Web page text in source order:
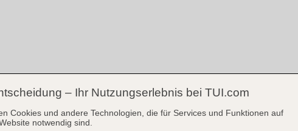
– Ihr Nutzungserlebnis bei TUI.com
Cookies und andere Technologien, die für Services und Funktionen auf
notwendig sind.